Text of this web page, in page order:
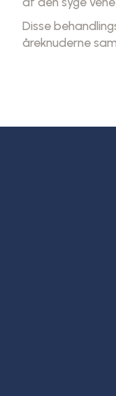
Disse
åreknuderne